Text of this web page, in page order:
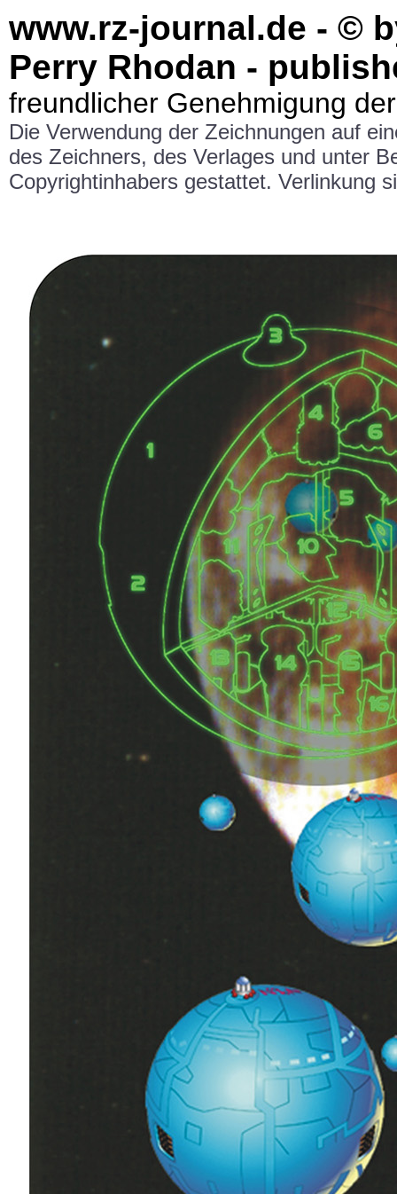
www.rz-journal.de - ©
Perry Rhodan -
freundlicher Genehmigung
Die Verwendung der Zeichnungen auf
des Zeichners, des Verlages und unter
Copyrightinhabers gestattet. Verlinkung